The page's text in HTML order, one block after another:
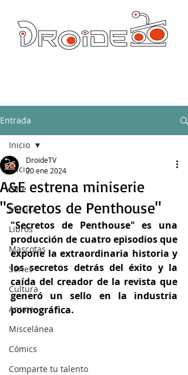
Entrada
Inicio
Cine
Música
Libros
Mascotas
Series
Cultura
Anime
Miscelánea
Cómics
Comparte tu talento
Inicio
A&E estrena miniserie
"Secretos de Penthouse"
DroideTV
20 ene 2024
"Secretos de Penthouse" es una
producción de cuatro episodios que
expone la extraordinaria historia y
los secretos detrás del éxito y la
caída del creador de la revista que
generó un sello en la industria
pornográfica.